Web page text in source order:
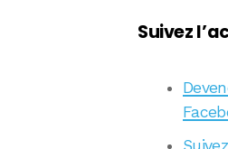
Suivez